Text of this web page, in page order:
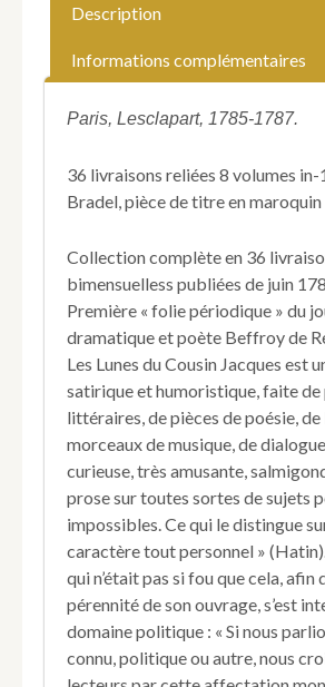
dit
Cousin
Lunes
du
Jacques.
Collection
complète.
Description
Informations complémentaires
Paris, Lesclapart, 1785-1787.
36 livraisons reliées 8 volumes
Bradel, pièce de titre en maroquin
Collection complète en 36
bimensuelless publiées de juin
Première « folie périodique » du
dramatique et poète Beffroy de
Les Lunes du Cousin Jacques est
satirique et humoristique, faite de
littéraires, de pièces de poésie,
morceaux de musique, de
curieuse, très amusante,
prose sur toutes sortes de sujets
impossibles. Ce qui le distingue
caractère tout personnel »
qui n’était pas si fou que cela, afin
pérennité de son ouvrage, s’est
domaine politique : « Si nous
connu, politique ou autre, nous